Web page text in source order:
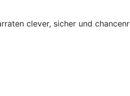
clever, sicher und